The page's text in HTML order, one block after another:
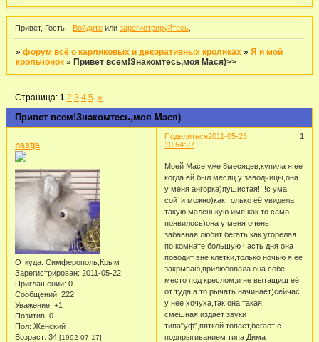
Привет, Гость! Войдите илизарегистрируйтесь
»форум всё о карликовых и декоративных кроликах »Я и мой
крольчонок » Привет всем!Знакомтесь,моя Мася)>>
Привет всем!Знакомтесь,моя Мася)
Страница:1 2 3 4 5 »
Поделиться 1
2011-05-25
10:54:27
nastja
Откуда: Симферополь,Крым
Зарегистрирован: 2011-05-22
Приглашений: 0
Сообщений: 222
Уважение: +1
Позитив: 0
Пол: Женский
Возраст: 34 [1992-07-17]
Моей Масе уже 8месяцев,купила я ее
когда ей был месяц у заводчицы,она
у меня ангорка)пушистая!!!!с ума
сойти можно)как только её увидела
такую маленькую имя как то само
появилось)она у меня очень
забавная,любит бегать как угорелая
по комнате,большую часть дня она
поводит вне клетки,только ночью я ее
закрываю,прилюбовала она себе
место под креслом,и не вытащищ её
от туда,а то рычать начинает)сейчас
у нее хочуха,так она такая
смешная,издает звуки
типа"уф",пяткой топает,бегает с
подпрыгиванием типа Дима